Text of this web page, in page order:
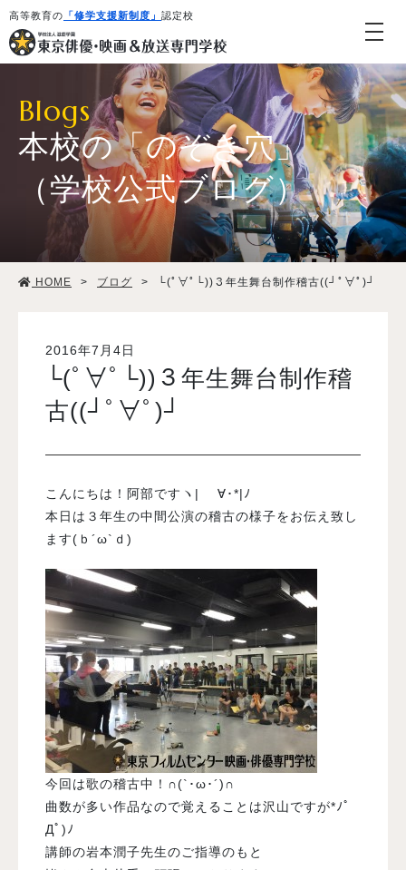
高等教育の 「修学支援新制度」 認定校
学校紹介・教育システム
学生生活
就職・デビュー
入試案内
学校情報
オープンキャンパス
訪問者別メニュー
Blogs
本校の「のぞき穴」
（学校公式ブログ）
HOME > ブログ > └(ﾟ∀ﾟ└))３年生舞台制作稽古((┘ﾟ∀ﾟ)┘
2016年7月4日
└(ﾟ∀ﾟ└))３年生舞台制作稽
古((┘ﾟ∀ﾟ)┘
こんにちは！阿部ですヽ| ゝ∀･*|ﾉ
本日は３年生の中間公演の稽古の様子をお伝え致し
ます(ｂ´ω`ｄ)
今回は歌の稽古中！∩(`･ω･´)∩
曲数が多い作品なので覚えることは沢山ですが*ﾉﾟ
Дﾟ)ﾉ
講師の岩本潤子先生のご指導のもと